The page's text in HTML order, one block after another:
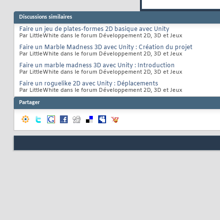
Discussions similaires
Faire un jeu de plates-formes 2D basique avec Unity
Par LittleWhite dans le forum Développement 2D, 3D et Jeux
Faire un Marble Madness 3D avec Unity : Création du projet
Par LittleWhite dans le forum Développement 2D, 3D et Jeux
Faire un marble madness 3D avec Unity : Introduction
Par LittleWhite dans le forum Développement 2D, 3D et Jeux
Faire un roguelike 2D avec Unity : Déplacements
Par LittleWhite dans le forum Développement 2D, 3D et Jeux
Partager